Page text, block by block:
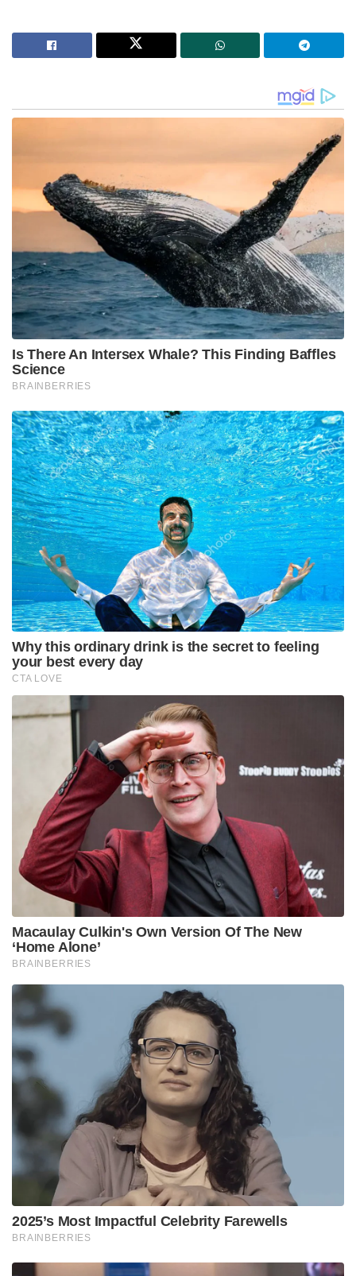
അഹൂജ
ആരംഭിച്ചതായിരുന്നു പുനീത് രാജ്കുമാറിന്റെ സിനിമാ
ജീവിതം. ഇതിഹാസതാരം രാജ്കുമാറിന്റെ മകൻ എന്ന
നിലയിൽ ദക്ഷിണേന്ത്യ മുഴുവൻ വലിയ ജനപ്രീതി
ആയിരുന്നു പുനീതിന് ലഭിച്ചിരുന്നത്. ബെട്ടട ഹൂവു ,
ചാലിസുവ മൊഡഗലു , എറടു നക്ഷത്രഗലു തുടങ്ങിയ
ക്ലാസിക് ചിത്രങ്ങളിലൂടെ ബാലതാരമായി ആണ്
പുനീത് ശ്രദ്ധേയമായ സിനിമ ജീവിതത്തിന് തുടക്കം
കുറിച്ചത്. മികച്ച ബാലതാരത്തിനുള്ള ദേശീയ
ചലച്ചിത്ര അവാർഡും അദ്ദേഹം നേടിയിട്ടുണ്ട്.
2002-ൽ പുരി ജഗന്നാഥ് സംവിധാനം ചെയ്ത അപ്പു
എന്ന ചിത്രത്തിലൂടെയാണ് പുനീത് നായക നടനായി
അരങ്ങേറ്റം കുറിച്ചത്. ഈ ചിത്രം വമ്പൻ ഹിറ്റായി
മാറിയെന്ന് മാത്രമല്ല പിന്നീടുള്ള കാലങ്ങളിൽ പോലും
പുനീത് അപ്പു എന്ന പേരിലാണ് ആരാധകർക്കിടയിൽ
അറിയപ്പെട്ടിരുന്നത്. മരണാനന്തരം പുറത്തിറങ്ങിയ
ജെയിംസ് ബ്ലോക്ക് ബസ്റ്റർ ചിത്രം ഉൾപ്പെടെ തന്റെ
കരിയറിൽ മികച്ച നിരവധി സിനിമകൾ ചെയ്യാൻ
അദ്ദേഹത്തിന് കഴിഞ്ഞു. സിനിമ മേഖലയിലെ
താരത്തിളക്കത്തോടൊപ്പം ആയിരക്കണക്കിന്
വിദ്യാർത്ഥികളുടെ വിദ്യാഭ്യാസത്തിന് ധനസഹായം
ചെയ്യുകയും അനാഥാലയങ്ങൾ, വൃദ്ധസദനങ്ങൾ
എന്നിവയുടെ നടത്തിപ്പും വിവിധ ജീവകാരുണ്യ
പ്രവർത്തനങ്ങളും കൊണ്ട് ശ്രദ്ധേയമായിരുന്നു പുനീത്
രാജ്കുമാറിന്റെ ജീവിതം.
Tags: puneeth rajkumar kannada actor India Post